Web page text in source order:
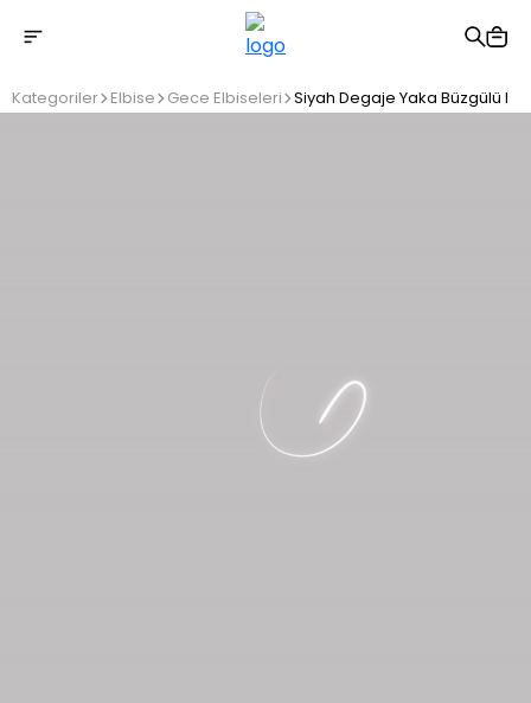
2500 TL üzeri ücretsiz kargo
Kategoriler Elbise Gece Elbiseleri Siyah Degaje Yaka Büzgülü